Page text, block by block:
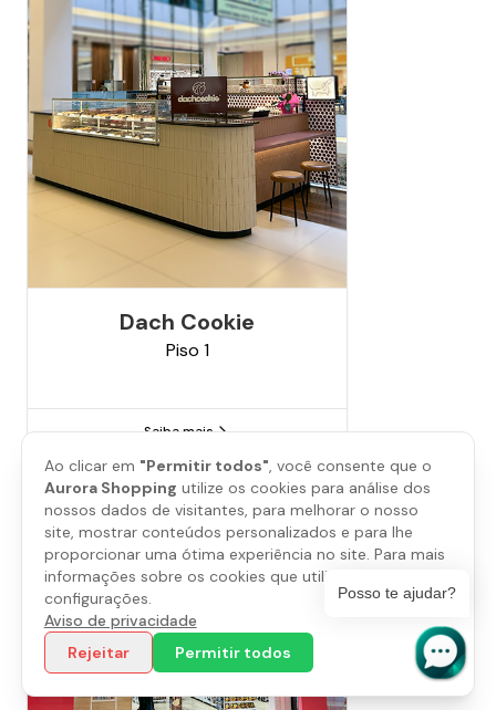
Ao clicar em "Permitir todos", você consente que o
Aurora Shopping utilize os cookies para análise dos
nossos dados de visitantes, para melhorar o nosso
site, mostrar conteúdos personalizados e para lhe
proporcionar uma ótima experiência no site. Para mais
informações sobre os cookies que utilizamos, abra as
configurações.
Aviso de privacidade
Rejeitar
Permitir todos
Dach Cookie
Piso 1
Saiba mais
Posso te ajudar?